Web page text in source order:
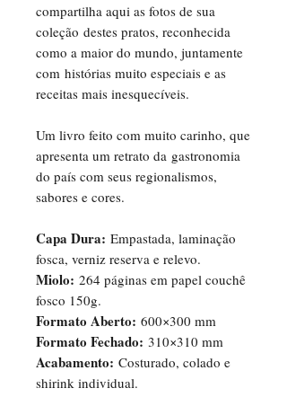
compartilha aqui as fotos de sua
coleção destes pratos, reconhecida
como a maior do mundo, juntamente
com histórias muito especiais e as
receitas mais inesquecíveis.
Um livro feito com muito carinho, que
apresenta um retrato da gastronomia
do país com seus regionalismos,
sabores e cores.
Capa Dura: Empastada, laminação
fosca, verniz reserva e relevo.
Miolo: 264 páginas em papel couchê
fosco 150g.
Formato Aberto: 600×300 mm
Formato Fechado: 310×310 mm
Acabamento: Costurado, colado e
shirink individual.